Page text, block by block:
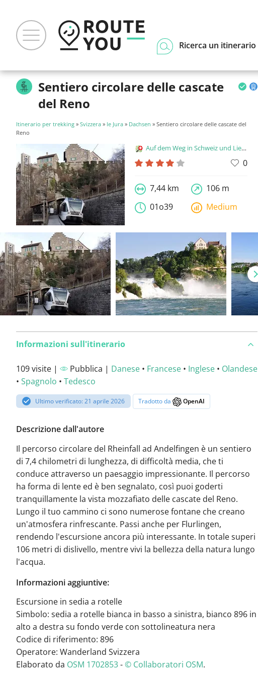
Ricerca un itinerario
Sentiero circolare delle cascate
del Reno
Itinerario per trekking » Svizzera » le Jura » Dachsen » Sentiero circolare delle cascate del
Reno
Auf dem Weg in Schweiz und Liechtenstein
0
7,44 km
106 m
01o39
Medium
Informazioni sull'itinerario
109 visite | Pubblica | Danese • Francese • Inglese • Olandese
• Spagnolo • Tedesco
Ultimo verificato: 21 aprile 2026 Tradotto da OpenAI
Descrizione dall'autore
Il percorso circolare del Rheinfall ad Andelfingen è un sentiero
di 7,4 chilometri di lunghezza, di difficoltà media, che ti
conduce attraverso un paesaggio impressionante. Il percorso
ha forma di lente ed è ben segnalato, così puoi goderti
tranquillamente la vista mozzafiato delle cascate del Reno.
Lungo il tuo cammino ci sono numerose fontane che creano
un'atmosfera rinfrescante. Passi anche per Flurlingen,
rendendo l'escursione ancora più interessante. In totale superi
106 metri di dislivello, mentre vivi la bellezza della natura lungo
l'acqua.
Informazioni aggiuntive:
Escursione in sedia a rotelle
Simbolo: sedia a rotelle bianca in basso a sinistra, bianco 896 in
alto a destra su fondo verde con sottolineatura nera
Codice di riferimento: 896
Operatore: Wanderland Svizzera
Elaborato da OSM 1702853-© Collaboratori OSM.